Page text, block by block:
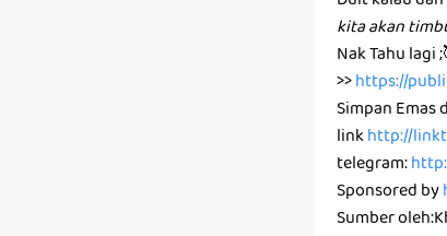
kita akan
Nak Tahu lagi
>>https://
Simpan Emas
linkhttp://
telegram:
Sponsored by
Sumber